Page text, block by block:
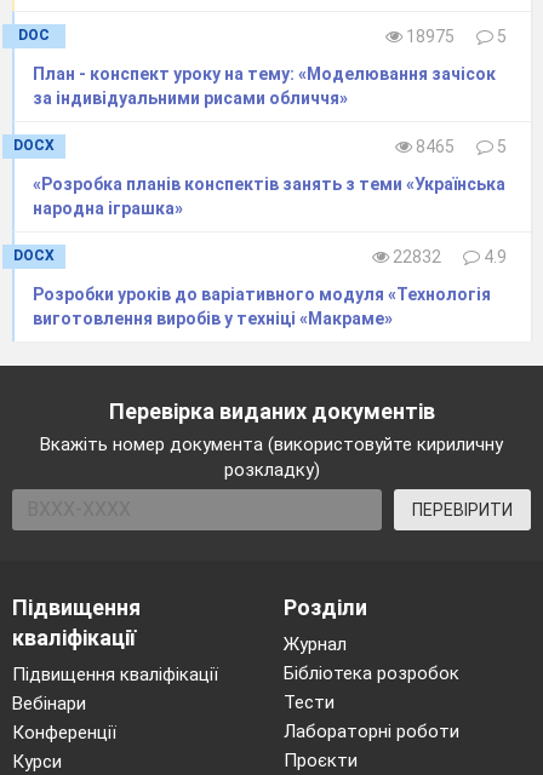
DOC 18975
5
План - конспект уроку на тему: «Моделювання зачісок
за індивідуальними рисами обличчя»
DOCX 8465
5
«Розробка планів конспектів занять з теми «Українська
народна іграшка»
DOCX 22832
4.9
Розробки уроків до варіативного модуля «Технологія
виготовлення виробів у техніці «Макраме»
Перевірка виданих документів
Вкажіть номер документа (використовуйте кириличну
розкладку)
ПЕРЕВІРИТИ
Підвищення
кваліфікації
Підвищення кваліфікації
Вебінари
Конференції
Курси
Розділи
Журнал
Бібліотека розробок
Тести
Лабораторні роботи
Проєкти